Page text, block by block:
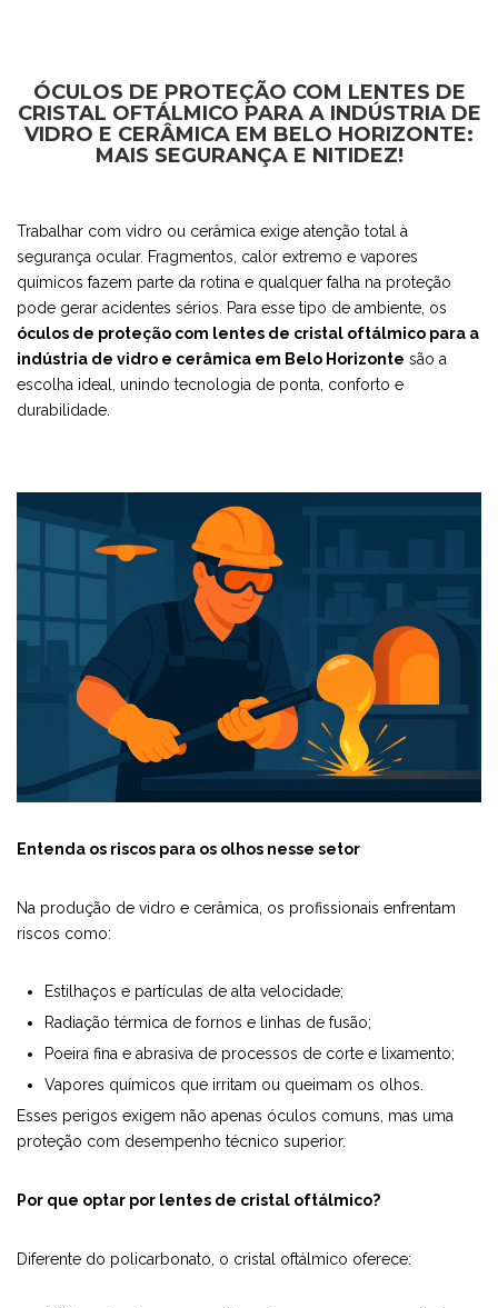
ÓCULOS DE PROTEÇÃO COM LENTES DE
CRISTAL OFTÁLMICO PARA A INDÚSTRIA DE
VIDRO E CERÂMICA EM BELO HORIZONTE:
MAIS SEGURANÇA E NITIDEZ!
Trabalhar com vidro ou cerâmica exige atenção total à
segurança ocular. Fragmentos, calor extremo e vapores
químicos fazem parte da rotina e qualquer falha na proteção
pode gerar acidentes sérios. Para esse tipo de ambiente, os
óculos de proteção com lentes de cristal oftálmico para a
indústria de vidro e cerâmica em Belo Horizonte são a
escolha ideal, unindo tecnologia de ponta, conforto e
durabilidade.
Entenda os riscos para os olhos nesse setor
Na produção de vidro e cerâmica, os profissionais enfrentam
riscos como:
Estilhaços e partículas de alta velocidade;
Radiação térmica de fornos e linhas de fusão;
Poeira fina e abrasiva de processos de corte e lixamento;
Vapores químicos que irritam ou queimam os olhos.
Esses perigos exigem não apenas óculos comuns, mas uma
proteção com desempenho técnico superior.
Por que optar por lentes de cristal oftálmico?
Diferente do policarbonato, o cristal oftálmico oferece: